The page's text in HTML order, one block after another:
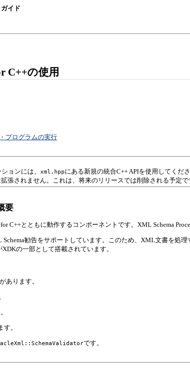
イド
C++の使用
プログラムの実行
ョンには、
xml.hppにある新規の統合C++ APIを使用してくださ
張されません。これは、将来のリリースでは削除される予定で
要
for C++とともに動作するコンポーネントです。XML Schema
Schema勧告をサポートしています。このため、XML文書を
の一部として搭載されています。
あります。
。
です。